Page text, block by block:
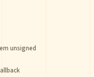
unsigned